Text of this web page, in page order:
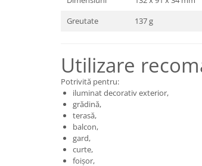
Greutate
137 g
Utilizare
Potrivită pentru:
iluminat decorativ exterior,
grădină,
terasă,
balcon,
gard,
curte,
foișor,